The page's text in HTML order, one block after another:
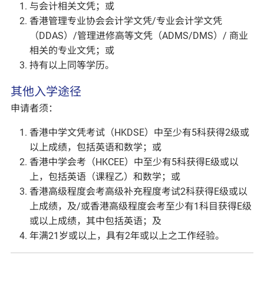
与会计相关文凭；或
香港管理专业协会会计学文凭/专业会计学文凭
（DDAS）/管理进修高等文凭（ADMS/DMS）/ 商业
相关的专业文凭；或
持有以上同等学历。
其他入学途径
申请者须：
香港中学文凭考试（HKDSE）中至少有5科获得2级或
以上成绩，包括英语和数学；或
香港中学会考（HKCEE）中至少有5科获得E级或以
上，包括英语（课程乙）和数学；或
香港高级程度会考高级补充程度考试2科获得E级或以
上成绩，及/或香港高级程度会考至少有1科目获得E级
或以上成绩，其中包括英语；及
年满21岁或以上，具有2年或以上之工作经验。